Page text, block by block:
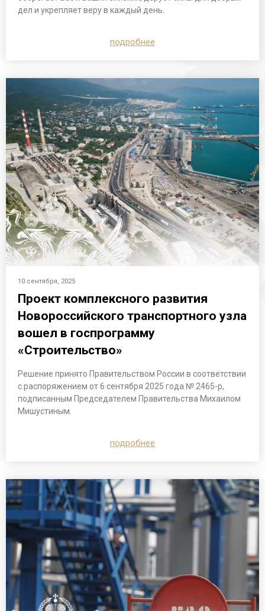
дел и укрепляет веру в каждый день.
подробнее
10 сентября, 2025
Проект комплексного развития
Новороссийского транспортного узла
вошел в госпрограмму
«Строительство»
Решение принято Правительством России в соответствии
с распоряжением от 6 сентября 2025 года № 2465-р,
подписанным Председателем Правительства Михаилом
Мишустиным.
подробнее